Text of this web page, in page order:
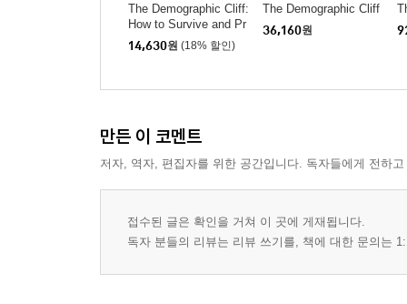
The Demographic Cliff:
How to Survive and Pr
osper During the Great
Deflation of 2014-2019
14,630원 (18% 할인)
The Demographic Cliff
36,160원
만든 이 코멘트
저자, 역자, 편집자를 위한 공간입니다. 독자들에게 전하
접수된 글은 확인을 거쳐 이 곳에 게재됩니다.
독자 분들의 리뷰는 리뷰 쓰기를, 책에 대한 문의는